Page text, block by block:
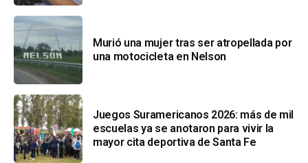
Murió una mujer tras ser atropellada por
una motocicleta en Nelson
Juegos Suramericanos 2026: más de mil
escuelas ya se anotaron para vivir la
mayor cita deportiva de Santa Fe